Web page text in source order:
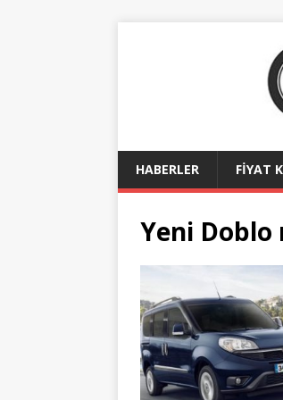
HABERLER FİYAT
Yeni Doblo